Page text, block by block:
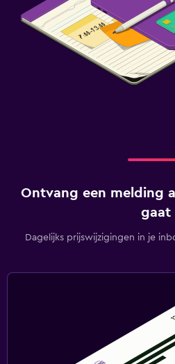
Ontvang een melding
gaat
Dagelijks prijswijzigingen in je